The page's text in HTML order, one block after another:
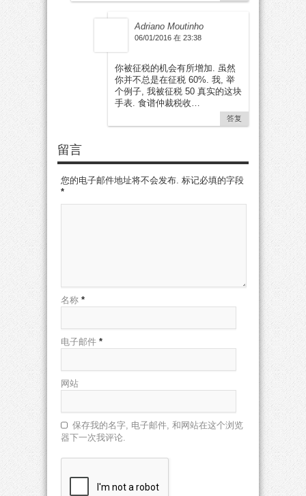
Adriano Moutinho
06/01/2016 在 23:38
你被征税的机会有所增加. 虽然
你并不总是在征税 60%. 我, 举
个例子, 我被征税 50 真实的这块
手表. 食谱仲裁税收…
答复
留言
您的电子邮件地址将不会发布. 标记必填的字段
*
名称 *
电子邮件 *
网站
保存我的名字, 电子邮件, 和网站在这个浏览
器下一次我评论.